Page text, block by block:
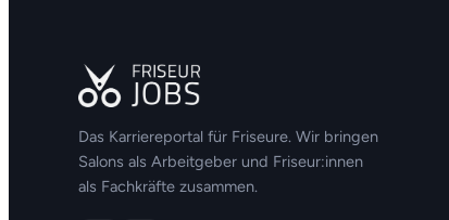
Das Karriereportal für Friseure. Wir bringen
Salons als Arbeitgeber und Friseur:innen
als Fachkräfte zusammen.